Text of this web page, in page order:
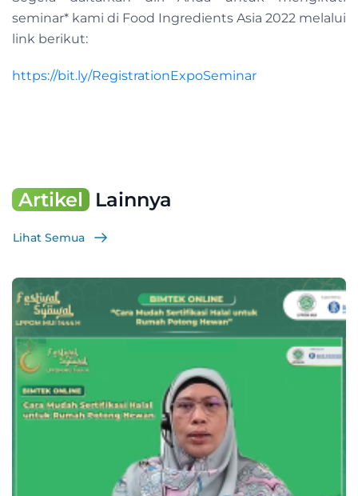
seminar* kami di Food Ingredients Asia 2022 melalui
link berikut:
https://bit.ly/RegistrationExpoSeminar
Artikel Lainnya
Lihat Semua